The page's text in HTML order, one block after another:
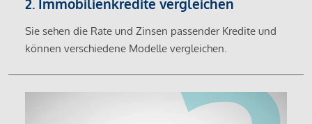
2. Immobilienkredite vergleichen
Sie sehen die Rate und Zinsen passender Kredite und
können verschiedene Modelle vergleichen.